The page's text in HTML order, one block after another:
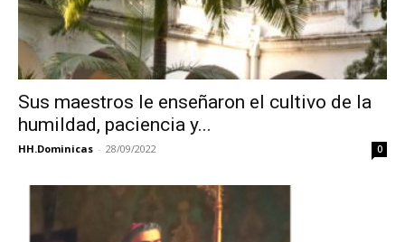
Sus maestros le enseñaron el cultivo de la
humildad, paciencia y...
HH.Dominicas - 28/09/2022 0